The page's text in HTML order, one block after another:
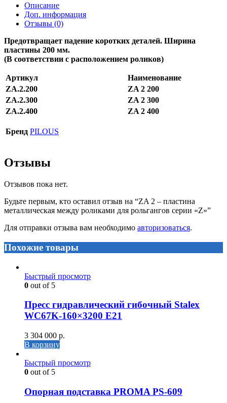
Описание
Доп. информация
Отзывы (0)
Предотвращает падение коротких деталей. Ширина
пластины 200 мм.
(В соответствии с расположением роликов)
Артикул
Наименование
ZA.2.200
ZA 2 200
ZA.2.300
ZA 2 300
ZA.2.400
ZA 2 400
Бренд PILOUS
Отзывы
Отзывов пока нет.
Будьте первым, кто оставил отзыв на “ZA 2 – пластина
металлическая между роликами для рольгангов серии «Z»”
Для отправки отзыва вам необходимо авторизоваться.
Похожие товары
Быстрый просмотр
0 out of 5
Пресс гидравлический гибочный Stalex
WC67K-160×3200 Е21
3 304 000 р.
В корзину
Быстрый просмотр
0 out of 5
Опорная подставка PROMA PS-609